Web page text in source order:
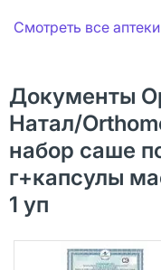
Смотреть все аптеки
Документы
Натал/
набор саше
г+капсулы
1 уп